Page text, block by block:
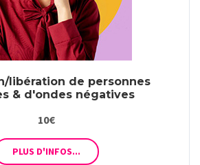
libération de personnes
& d'ondes négatives
10€
PLUS D'INFOS...